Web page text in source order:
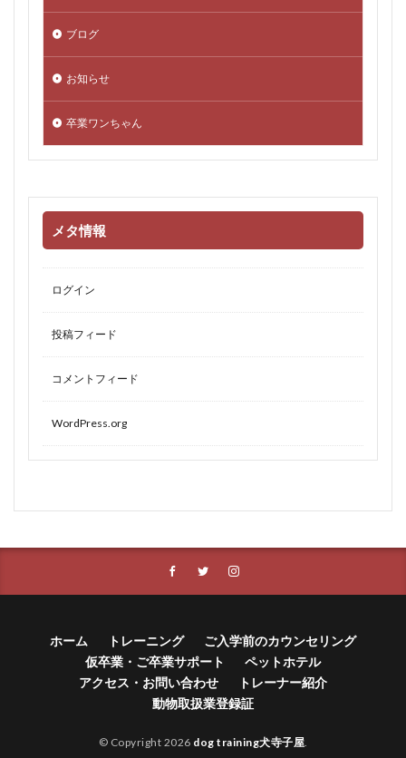
ブログ
お知らせ
卒業ワンちゃん
メタ情報
ログイン
投稿フィード
コメントフィード
WordPress.org
ホーム トレーニング
ご入学前のカウンセリング
仮卒業・ご卒業サポート
ペットホテル
アクセス・お問い合わせ
トレーナー紹介
動物取扱業登録証
© Copyright 2026 dog training犬寺子屋.